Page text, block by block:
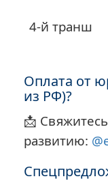
4-й транш
Оплата от
из РФ)?
📩
развитию: